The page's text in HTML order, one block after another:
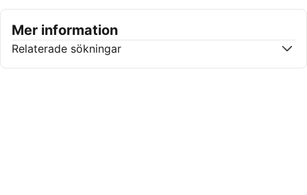
Mer information
Relaterade sökningar